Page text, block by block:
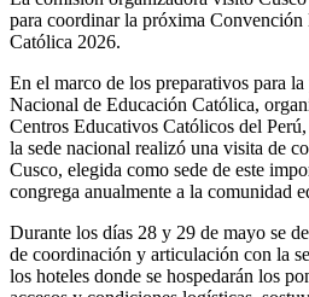
para coordinar la próxima
Católica 2026.
En el marco de los preparativos para
Nacional de Educación Católica,
Centros Educativos Católicos del
la sede nacional realizó una visita de
Cusco, elegida como sede de este
congrega anualmente a la comunidad
Durante los días 28 y 29 de mayo se
de coordinación y articulación con la
los hoteles donde se hospedarán los